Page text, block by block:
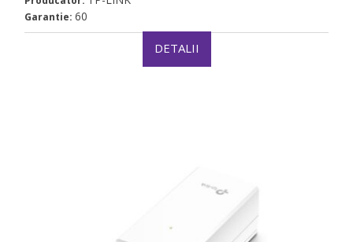
Garantie: 60
DETALII